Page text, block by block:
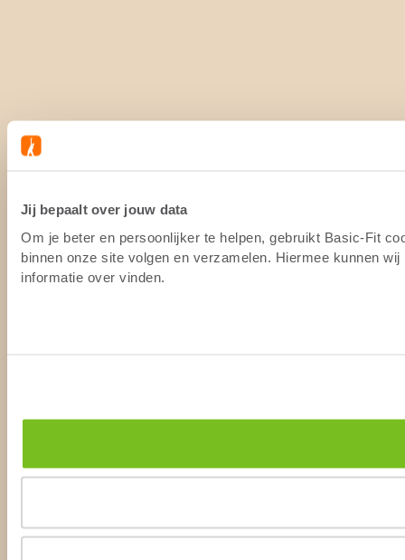
Jij bepaalt over jouw data
Om je beter en persoonlijker te helpen, gebruikt Basic-Fit
binnen onze site volgen en verzamelen. Hiermee kunnen
informatie over vinden.